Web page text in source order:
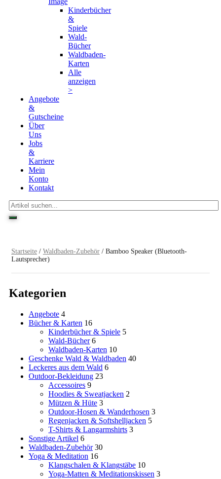
Kinderbücher
&
Spiele
Wald-
Bücher
Waldbaden-
Karten
Alle
anzeigen
>
Angebote
&
Gutscheine
Über
Uns
Jobs
&
Karriere
Mein
Konto
Kontakt
Startseite / Waldbaden-Zubehör / Bamboo Speaker (Bluetooth-
Lautsprecher)
Kategorien
Angebote 4
Bücher & Karten 16
Kinderbücher & Spiele 5
Wald-Bücher 6
Waldbaden-Karten 10
Geschenke Wald & Waldbaden 40
Leckeres aus dem Wald 6
Outdoor-Bekleidung 23
Accessoires 9
Hoodies & Sweatjacken 2
Mützen & Hüte 3
Outdoor-Hosen & Wanderhosen 3
Regenjacken & Softshelljacken 5
T-Shirts & Langarmshirts 3
Sonstige Artikel 6
Waldbaden-Zubehör 30
Yoga & Meditation 16
Klangschalen & Klangstäbe 10
Yoga-Matten & Meditationskissen 3